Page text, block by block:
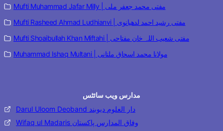
Mufti Muhammad Jafar Milly | مفتی محمد جعفر ملی
Mufti Rasheed Ahmad Ludhianvi | مفتی رشید احمد لدھیانوی
Mufti Shoaibullah Khan Miftahi | مفتی شعیب اللہ خان مفتاحی
Muhammad Ishaq Multani | مولانا محمد اسحاق ملتانی
مدارس ویب سائٹس
Darul Uloom Deoband دار العلوم دیوبند
Wifaq ul Madaris وفاق المدارس پاکستان